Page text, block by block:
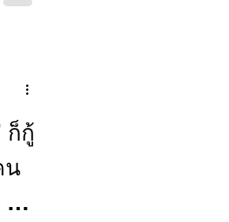
ก็กู้
น
ยู